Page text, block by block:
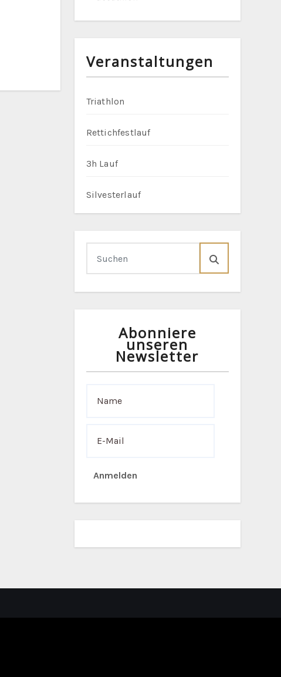
Veranstaltungen
Triathlon
Rettichfestlauf
3h Lauf
Silvesterlauf
Abonniere
unseren
Newsletter
Anmelden